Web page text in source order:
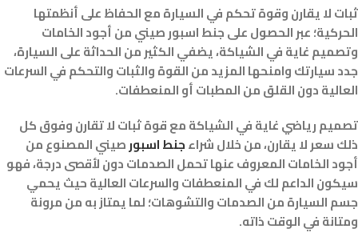
ثبات لا يقارن وقوة تحكم في السيارة مع الحفاظ على أنظمتها
الحركية؛ عبر الحصول على جنط اسبور صيني من أجود الخامات
وتصميم غاية في الشياكة، يضفي الكثير من الحداثة على السيارة،
جدد سيارتك وامنحها المزيد من القوة والثبات والتحكم في السرعات
العالية دون القلق من المطبات أو المنعطفات.
تصميم رياضي غاية في الشياكة مع قوة ثبات لا تقارن وفوق كل
ذلك سعر لا يقارن، من خلال شراءجنط اسبورصيني المصنوع من
أجود الخامات المعروف عنها تحمل الصدمات دون لأقصى درجة، فهو
سيكون الداعم لك في المنعطفات والسرعات العالية حيث يحمي
جسم السيارة من الصدمات والتشوهات؛ لما يمتاز به من مرونة
ومتانة في الوقت ذاته.